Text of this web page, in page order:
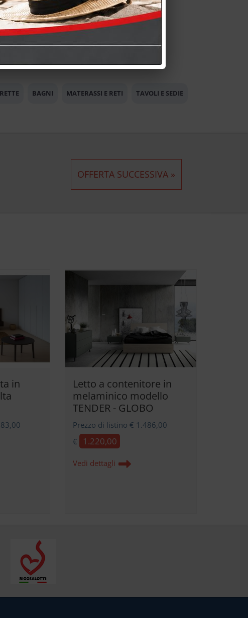
promozioni
BAGNI MATERASSI E RETI TAVOLI E SEDIE
OFFERTA SUCCESSIVA »
in
Letto a contenitore in
melaminico modello
TENDER - GLOBO
Prezzo di listino € 1.486,00
€
1.220,00
Vedi dettagli